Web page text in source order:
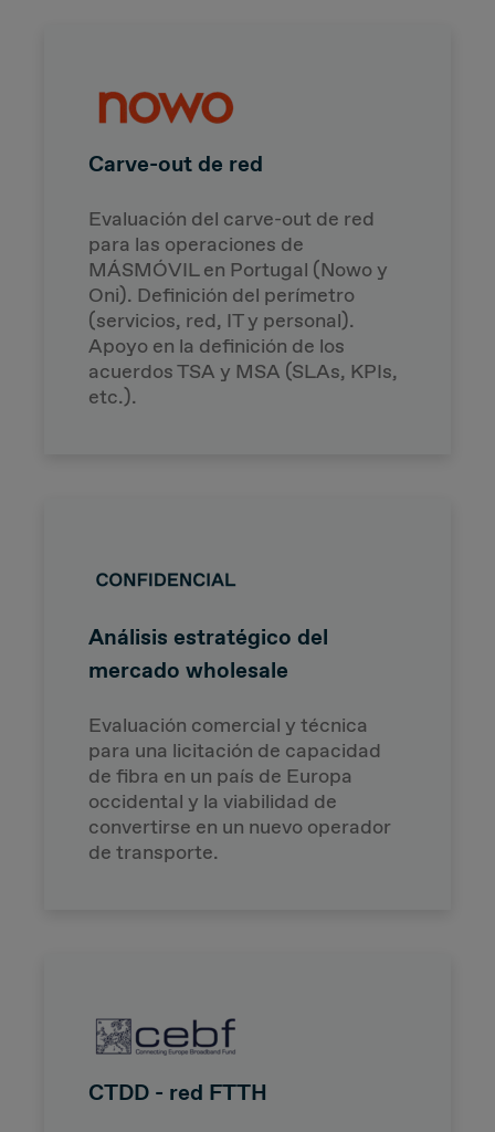
Carve-out de red
Evaluación del carve-out de red
para las operaciones de
MÁSMÓVIL en Portugal (Nowo y
Oni). Definición del perímetro
(servicios, red, IT y personal).
Apoyo en la definición de los
acuerdos TSA y MSA (SLAs, KPIs,
etc.).
Análisis estratégico del
mercado wholesale
Evaluación comercial y técnica
para una licitación de capacidad
de fibra en un país de Europa
occidental y la viabilidad de
convertirse en un nuevo operador
de transporte.
CTDD - red FTTH